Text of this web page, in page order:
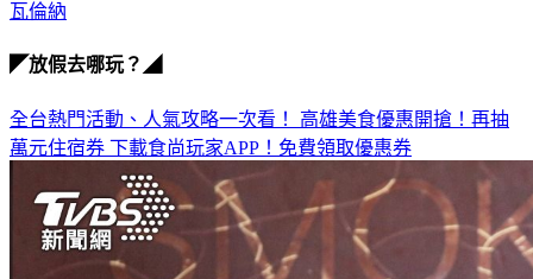
瓦倫納
◤放假去哪玩？◢
全台熱門活動、人氣攻略一次看！ 高雄美食優惠開搶！再抽
萬元住宿券 下載食尚玩家APP！免費領取優惠券